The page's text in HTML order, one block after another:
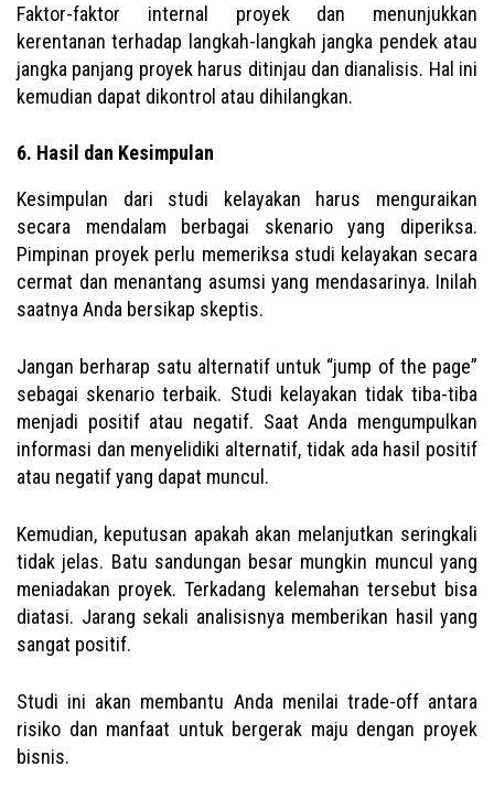
Faktor-faktor internal proyek dan menunjukkan
kerentanan terhadap langkah-langkah jangka pendek atau
jangka panjang proyek harus ditinjau dan dianalisis. Hal ini
kemudian dapat dikontrol atau dihilangkan.
6. Hasil dan Kesimpulan
Kesimpulan dari studi kelayakan harus menguraikan
secara mendalam berbagai skenario yang diperiksa.
Pimpinan proyek perlu memeriksa studi kelayakan secara
cermat dan menantang asumsi yang mendasarinya. Inilah
saatnya Anda bersikap skeptis.
Jangan berharap satu alternatif untuk “jump of the page”
sebagai skenario terbaik. Studi kelayakan tidak tiba-tiba
menjadi positif atau negatif. Saat Anda mengumpulkan
informasi dan menyelidiki alternatif, tidak ada hasil positif
atau negatif yang dapat muncul.
Kemudian, keputusan apakah akan melanjutkan seringkali
tidak jelas. Batu sandungan besar mungkin muncul yang
meniadakan proyek. Terkadang kelemahan tersebut bisa
diatasi. Jarang sekali analisisnya memberikan hasil yang
sangat positif.
Studi ini akan membantu Anda menilai trade-off antara
risiko dan manfaat untuk bergerak maju dengan proyek
bisnis.